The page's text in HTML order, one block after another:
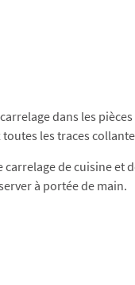
dans les
les traces
de cuisine et
à portée de main.